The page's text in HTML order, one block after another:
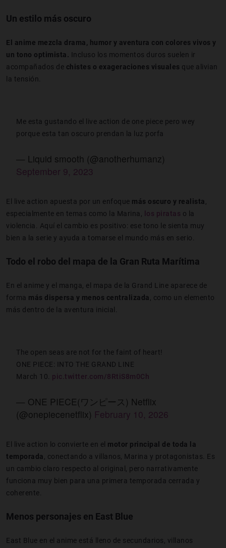
Un estilo más oscuro
El anime mezcla drama, humor y aventura con colores vivos y
un tono optimista. Incluso los momentos duros suelen ir
acompañados de chistes o exageraciones visuales que alivian
la tensión.
Me esta gustando el live action de one piece pero wey
porque esta tan oscuro prendan la luz porfa
— Liquid smooth (@anotherhumanz)
September 9, 2023
El live action apuesta por un enfoque más oscuro y realista,
especialmente en temas como la Marina,
los piratas o la
violencia. Aquí el cambio es positivo: ese tono le sienta muy
bien a la serie y ayuda a tomarse el mundo más en serio.
Todo el robo del mapa de la Gran Ruta Marítima
En el anime y el manga, el mapa de la Grand Line aparece de
forma más dispersa y menos centralizada, como un elemento
más dentro de la aventura inicial.
The open seas are not for the faint of heart!
ONE PIECE: INTO THE GRAND LINE
March 10. pic.twitter.com/8RtiS8m0Ch
— ONE PIECE(ワンピース) Netflix
(@onepiecenetflix) February 10, 2026
El live action lo convierte en el motor principal de toda la
temporada, conectando a villanos, Marina y protagonistas. Es
un cambio claro respecto al original, pero narrativamente
funciona muy bien para una primera temporada cerrada y
coherente.
Menos personajes en East Blue
East Blue en el anime está lleno de secundarios, villanos